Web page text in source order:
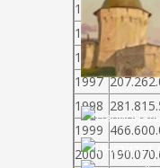
1994
1995
1996
1997
1998
1999
2000